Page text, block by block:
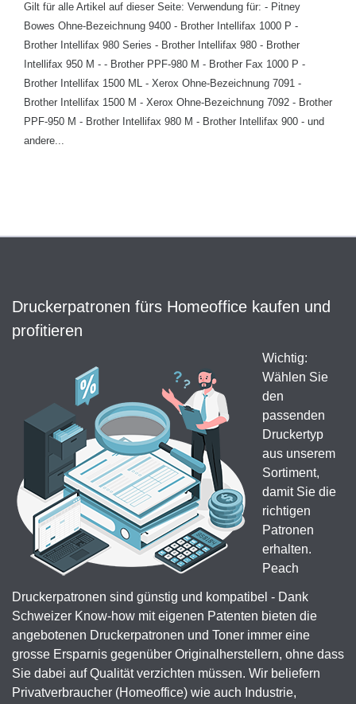
Gilt für alle Artikel auf dieser Seite: Verwendung für: - Pitney
Bowes Ohne-Bezeichnung 9400 - Brother Intellifax 1000 P -
Brother Intellifax 980 Series - Brother Intellifax 980 - Brother
Intellifax 950 M - - Brother PPF-980 M - Brother Fax 1000 P -
Brother Intellifax 1500 ML - Xerox Ohne-Bezeichnung 7091 -
Brother Intellifax 1500 M - Xerox Ohne-Bezeichnung 7092 - Brother
PPF-950 M - Brother Intellifax 980 M - Brother Intellifax 900 - und
andere...
Druckerpatronen fürs Homeoffice kaufen und
profitieren
Wichtig:
Wählen Sie
den
passenden
Druckertyp
aus unserem
Sortiment,
damit Sie die
richtigen
Patronen
erhalten.
Peach
Druckerpatronen sind günstig und kompatibel - Dank
Schweizer Know-how mit eigenen Patenten bieten die
angebotenen Druckerpatronen und Toner immer eine
grosse Ersparnis gegenüber Originalherstellern, ohne dass
Sie dabei auf Qualität verzichten müssen. Wir beliefern
Privatverbraucher (Homeoffice) wie auch Industrie,